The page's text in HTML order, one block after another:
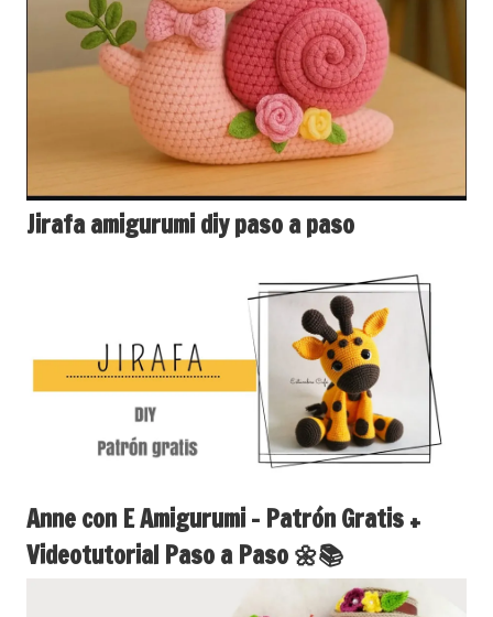
Jirafa amigurumi diy paso a paso
Anne con E Amigurumi – Patrón Gratis +
Videotutorial Paso a Paso 🌼📚